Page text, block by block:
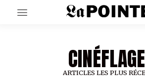
EN CE MOMENT
GRAND ANGLE
AU LARGE
ARTICLES LES PLUS